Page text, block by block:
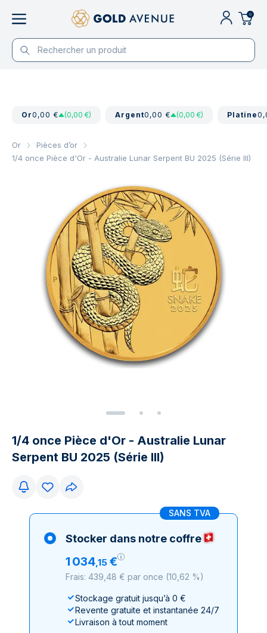
0
Or0,00 € (0,00 €) Argent0,00 € (0,00 €) Platine
Or
Pièces d’or
1/4 once Pièce d'Or - Australie Lunar Serpent BU 2025 (Série III)
1/4 once Pièce d'Or - Australie Lunar
Serpent BU 2025 (Série III)
SANS TVA
Stocker dans notre coffre
1 034,15 €
Frais: 439,48 € par once (10,62 %)
Stockage gratuit jusqu’à 0 €
Revente gratuite et instantanée 24/7
Livraison à tout moment